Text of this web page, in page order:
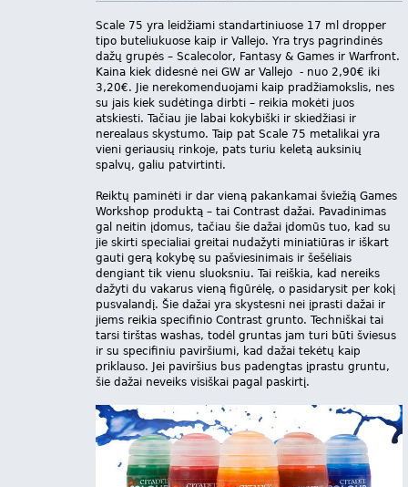
Scale 75 yra leidžiami standartiniuose 17 ml dropper
tipo buteliukuose kaip ir Vallejo. Yra trys pagrindinės
dažų grupės – Scalecolor, Fantasy & Games ir Warfront.
Kaina kiek didesnė nei GW ar Vallejo - nuo 2,90€ iki
3,20€. Jie nerekomenduojami kaip pradžiamokslis, nes
su jais kiek sudėtinga dirbti – reikia mokėti juos
atskiesti. Tačiau jie labai kokybiški ir skiedžiasi ir
nerealaus skystumo. Taip pat Scale 75 metalikai yra
vieni geriausių rinkoje, pats turiu keletą auksinių
spalvų, galiu patvirtinti.
Reiktų paminėti ir dar vieną pakankamai šviežią Games
Workshop produktą – tai Contrast dažai. Pavadinimas
gal neitin įdomus, tačiau šie dažai įdomūs tuo, kad su
jie skirti specialiai greitai nudažyti miniatiūras ir iškart
gauti gerą kokybę su pašviesinimais ir šešėliais
dengiant tik vienu sluoksniu. Tai reiškia, kad nereiks
dažyti du vakarus vieną figūrėlę, o pasidarysit per kokį
pusvalandį. Šie dažai yra skystesni nei įprasti dažai ir
jiems reikia specifinio Contrast grunto. Techniškai tai
tarsi tirštas washas, todėl gruntas jam turi būti šviesus
ir su specifiniu paviršiumi, kad dažai tekėtų kaip
priklauso. Jei paviršius bus padengtas įprastu gruntu,
šie dažai neveiks visiškai pagal paskirtį.